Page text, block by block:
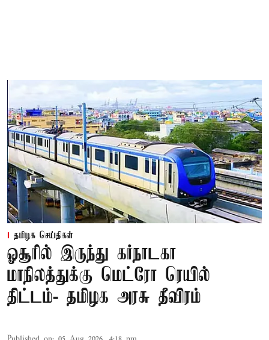
தமிழக செய்திகள்
ஓசூரில் இருந்து கர்நாடகா
மாநிலத்துக்கு மெட்ரோ ரெயில்
திட்டம்- தமிழக அரசு தீவிரம்